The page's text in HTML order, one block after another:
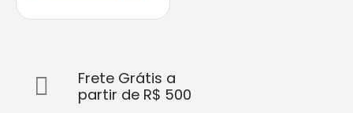
Frete Grátis a
partir de R$ 500